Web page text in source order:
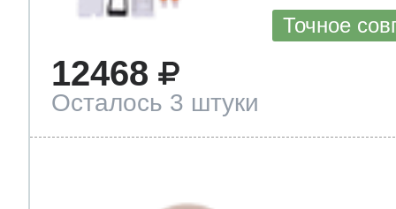
Точное
12468
Осталось 3 штуки